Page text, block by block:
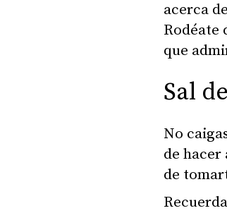
acerca
Rodéate
que
Sal
No
de hacer
de